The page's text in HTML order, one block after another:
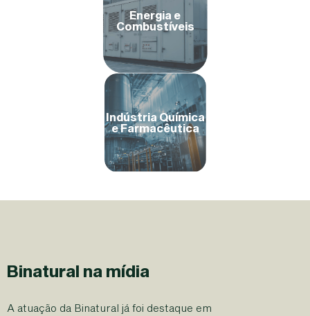
Energia e
Combustíveis
Indústria Química
e Farmacêutica
Binatural na mídia
A atuação da Binatural já foi destaque em